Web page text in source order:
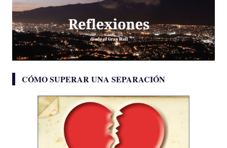
CÓMO SUPERAR UNA SEPARACIÓN